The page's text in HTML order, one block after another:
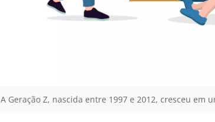
A Geração Z, nascida entre 1997 e 2012, cresceu em